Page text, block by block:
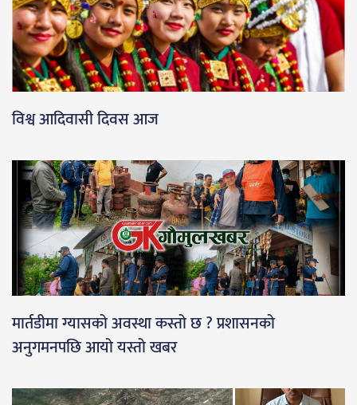
विश्व आदिवासी दिवस आज
मार्तडीमा ग्यासको अवस्था कस्तो छ ? प्रशासनको
अनुगमनपछि आयो यस्तो खबर